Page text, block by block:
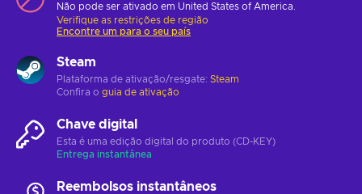
Não pode ser ativado em United States of America.
Verifique as restrições de região
Encontre um para o seu país
Steam
Plataforma de ativação/resgate: Steam
Confira o guia de ativação
Chave digital
Esta é uma edição digital do produto (CD-KEY)
Entrega instantânea
Reembolsos instantâneos